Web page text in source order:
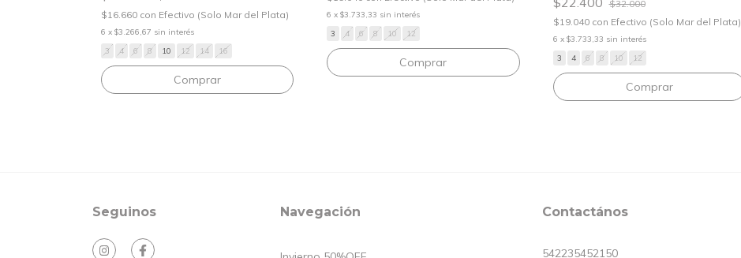
$16.660 con Efectivo (Solo Mar del Plata)
6 x $3.266,67 sin interés
3
4 6 8 10 12 14 16
Comprar
6 x$3.733,33 sin interés
3
4 6 8 10 12
Comprar
$32.000
$19.040 con Efectivo (Solo Mar del Plata)
6 x $3.733,33 sin interés
3
4 6 8 10 12
Comprar
Seguinos Navegación Contactános
542235452150